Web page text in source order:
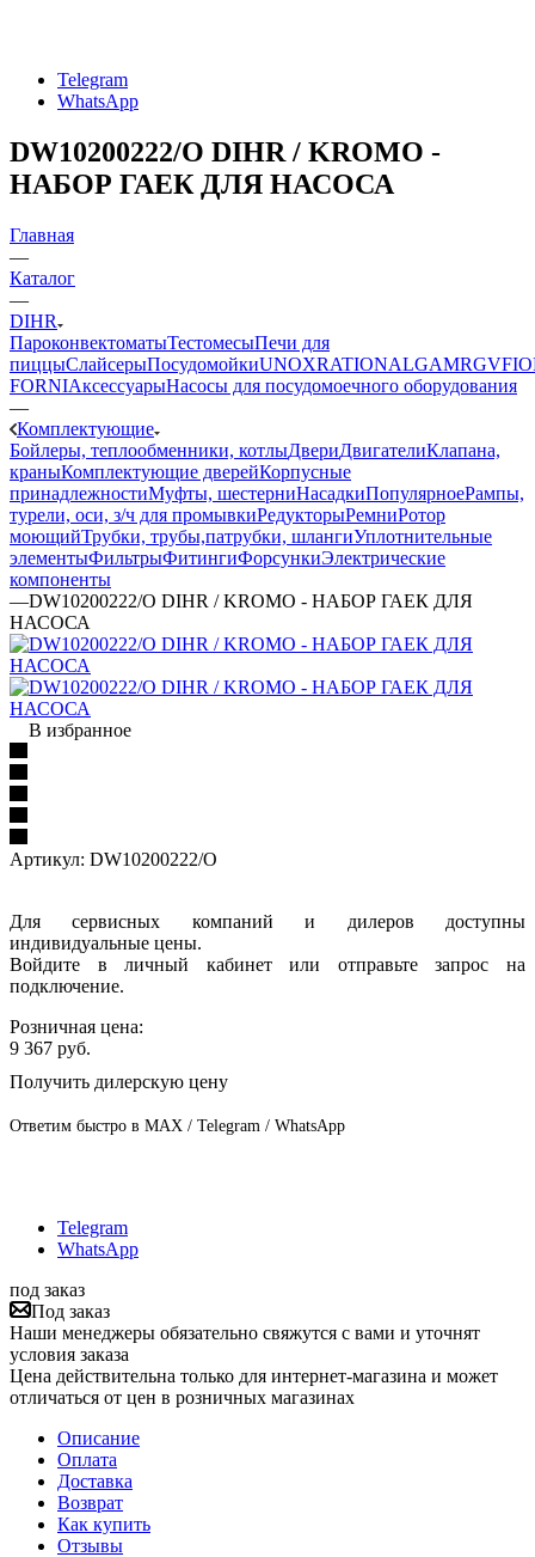
Telegram
WhatsApp
DW10200222/O DIHR / KROMO -
НАБОР ГАЕК ДЛЯ НАСОСА
Главная
—
Каталог
—
DIHR
ПароконвектоматыТестомесыПечи для
пиццыСлайсерыПосудомойкиUNOXRATIONALGAMRGV
FORNIАксессуарыНасосы для посудомоечного оборудования
—
Комплектующие
Бойлеры, теплообменники, котлыДвериДвигателиКлапана,
краныКомплектующие дверейКорпусные
принадлежностиМуфты, шестерниНасадкиПопулярноеРампы,
турели, оси, з/ч для промывкиРедукторыРемниРотор
моющийТрубки, трубы,патрубки, шлангиУплотнительные
элементыФильтрыФитингиФорсункиЭлектрические
компоненты
—DW10200222/O DIHR / KROMO - НАБОР ГАЕК ДЛЯ
НАСОСА
В избранное
Артикул: DW10200222/O
Для сервисных компаний и дилеров доступны
индивидуальные цены.
Войдите в личный кабинет или отправьте запрос на
подключение.
Розничная цена:
9 367 руб.
Получить дилерскую цену
Ответим быстро в MAX / Telegram / WhatsApp
Telegram
WhatsApp
под заказ
Под заказ
Наши менеджеры обязательно свяжутся с вами и уточнят
условия заказа
Цена действительна только для интернет-магазина и может
отличаться от цен в розничных магазинах
Описание
Оплата
Доставка
Возврат
Как купить
Отзывы